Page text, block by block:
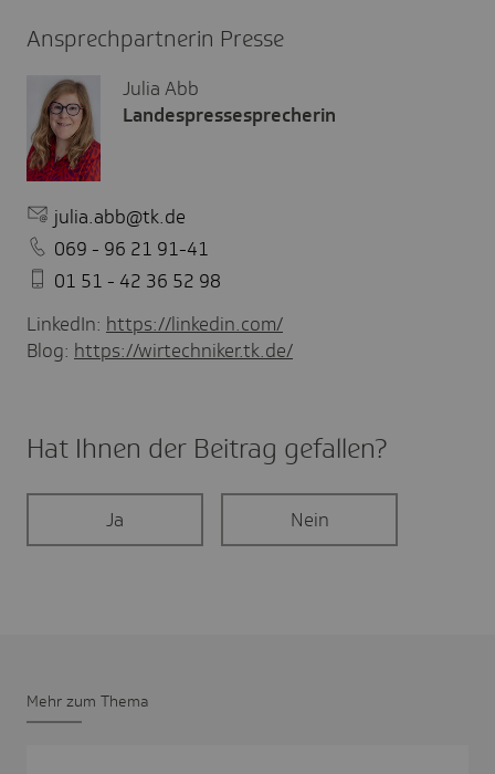
Ansprechpartnerin Presse
Julia Abb
Landespressesprecherin
julia.abb@tk.de
069 - 96 21 91-41
01 51 - 42 36 52 98
LinkedIn: https://linkedin.com/
Blog: https://wirtechniker.tk.de/
Hat Ihnen der Beitrag gefal­len?
Ja Nein
Mehr zum Thema